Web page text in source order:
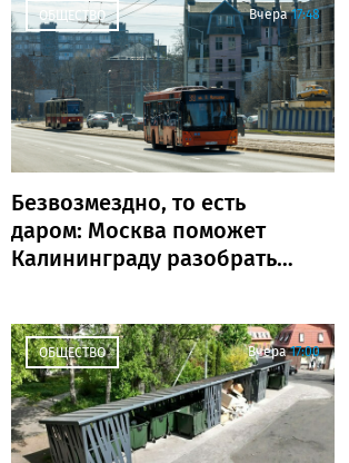
ОБЩЕСТВО Вчера 17:48
Безвозмездно, то есть
даром: Москва поможет
Калининграду разобраться
ОБЩЕСТВО Вчера 17:00